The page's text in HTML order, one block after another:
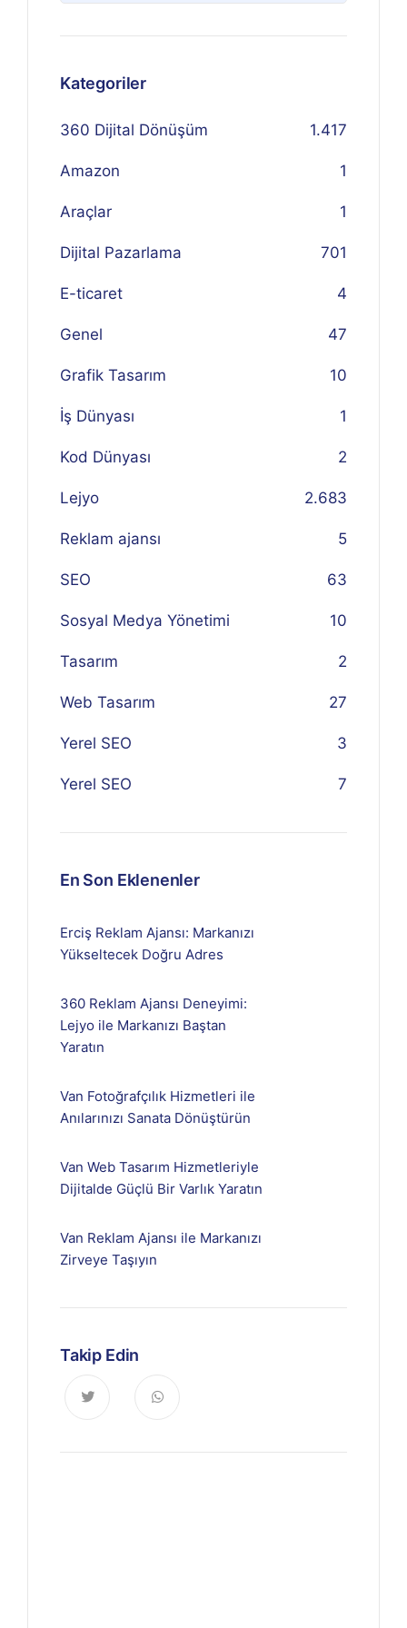
Kategoriler
360 Dijital Dönüşüm 1.417
Amazon 1
Araçlar 1
Dijital Pazarlama 701
E-ticaret 4
Genel 47
Grafik Tasarım 10
İş Dünyası 1
Kod Dünyası 2
Lejyo 2.683
Reklam ajansı 5
SEO 63
Sosyal Medya Yönetimi 10
Tasarım 2
Web Tasarım 27
Yerel SEO 3
Yerel SEO 7
En Son Eklenenler
Erciş Reklam Ajansı: Markanızı
Yükseltecek Doğru Adres
360 Reklam Ajansı Deneyimi:
Lejyo ile Markanızı Baştan
Yaratın
Van Fotoğrafçılık Hizmetleri ile
Anılarınızı Sanata Dönüştürün
Van Web Tasarım Hizmetleriyle
Dijitalde Güçlü Bir Varlık Yaratın
Van Reklam Ajansı ile Markanızı
Zirveye Taşıyın
Takip Edin